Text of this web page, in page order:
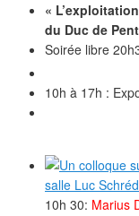
«
du Duc de
Soirée libre
10h à 17h :
10h 30: Marius